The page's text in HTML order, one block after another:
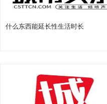
什么东西能延长性生活时长